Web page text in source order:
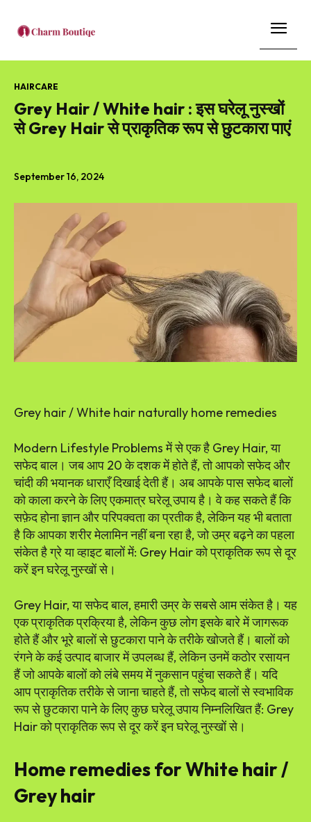
September 16, 2024
HAIRCARE
Grey Hair / White hair : इस घरेलू नुस्खों
से Grey Hair से प्राकृतिक रूप से छुटकारा पाएं
Grey hair / White hair naturally home remedies
Modern Lifestyle Problems में से एक है Grey Hair, या
सफेद बाल। जब आप 20 के दशक में होते हैं, तो आपको सफेद और
चांदी की भयानक धाराएँ दिखाई देती हैं। अब आपके पास सफेद बालों
को काला करने के लिए एकमात्र घरेलू उपाय है। वे कह सकते हैं कि
सफ़ेद होना ज्ञान और परिपक्वता का प्रतीक है, लेकिन यह भी बताता
है कि आपका शरीर मेलामिन नहीं बना रहा है, जो उम्र बढ़ने का पहला
संकेत है ग्रे या व्हाइट बालों में: Grey Hair को प्राकृतिक रूप से दूर
करें इन घरेलू नुस्खों से।
Grey Hair, या सफेद बाल, हमारी उम्र के सबसे आम संकेत है। यह
एक प्राकृतिक प्रक्रिया है, लेकिन कुछ लोग इसके बारे में जागरूक
होते हैं और भूरे बालों से छुटकारा पाने के तरीके खोजते हैं। बालों को
रंगने के कई उत्पाद बाजार में उपलब्ध हैं, लेकिन उनमें कठोर रसायन
हैं जो आपके बालों को लंबे समय में नुकसान पहुंचा सकते हैं। यदि
आप प्राकृतिक तरीके से जाना चाहते हैं, तो सफेद बालों से स्वभाविक
रूप से छुटकारा पाने के लिए कुछ घरेलू उपाय निम्नलिखित हैं: Grey
Hair को प्राकृतिक रूप से दूर करें इन घरेलू नुस्खों से।
Home remedies for White hair /
Grey hair